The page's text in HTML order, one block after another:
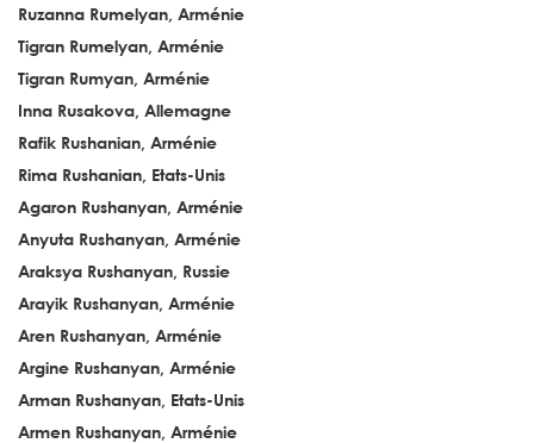
Ruzanna Rumelyan, Arménie
Tigran Rumelyan, Arménie
Tigran Rumyan, Arménie
Inna Rusakova, Allemagne
Rafik Rushanian, Arménie
Rima Rushanian, Etats-Unis
Agaron Rushanyan, Arménie
Anyuta Rushanyan, Arménie
Araksya Rushanyan, Russie
Arayik Rushanyan, Arménie
Aren Rushanyan, Arménie
Argine Rushanyan, Arménie
Arman Rushanyan, Etats-Unis
Armen Rushanyan, Arménie